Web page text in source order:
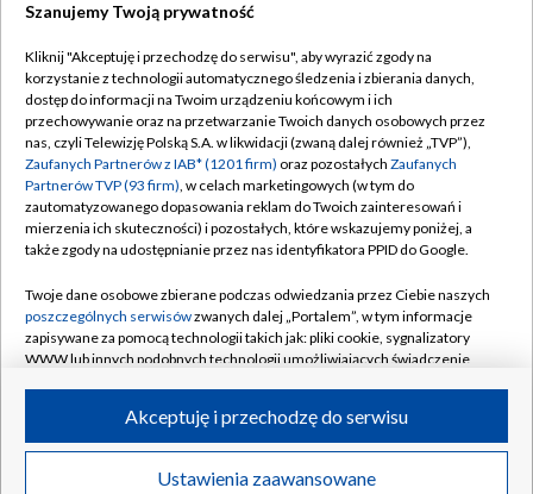
TVP
Abonament TVP
Emisja w TVP
Centrum informacji TVP
Naziemna Telewizja Cyfrowa
Rada Programowa
System NOS
Informacje o nadawcy
Program dla prasy
Regulamin TVP
Polityka prywatności
Moje zgody
Pomoc
Kontakt
Kanały
©2026 Telewizja Polska S.A. w likwidacji
Szanujemy Twoją prywatność
Kliknij "Akceptuję i przechodzę do serwisu", aby wyrazić zgody na
korzystanie z technologii automatycznego śledzenia i zbierania danych,
dostęp do informacji na Twoim urządzeniu końcowym i ich
przechowywanie oraz na przetwarzanie Twoich danych osobowych przez
nas, czyli Telewizję Polską S.A. w likwidacji (zwaną dalej również „TVP”),
Zaufanych Partnerów z IAB* (1201 firm) oraz pozostałych Zaufanych
Partnerów TVP (93 firm), w celach marketingowych (w tym do
zautomatyzowanego dopasowania reklam do Twoich zainteresowań i
mierzenia ich skuteczności) i pozostałych, które wskazujemy poniżej, a
także zgody na udostępnianie przez nas identyfikatora PPID do Google.
Twoje dane osobowe zbierane podczas odwiedzania przez Ciebie naszych
poszczególnych serwisówzwanych dalej „Portalem”, w tym informacje
zapisywane za pomocą technologii takich jak: pliki cookie, sygnalizatory
WWW lub innych podobnych technologii umożliwiających świadczenie
ruchu w Internecie.
Twoje dane osobowe zbierane podczas odwiedzania przez Ciebie
poszczególnych serwisówna Portalu, takie jak adresy IP, identyfikatory
Ustawienia zaawansowane
Akceptuję i przechodzę do serwisu